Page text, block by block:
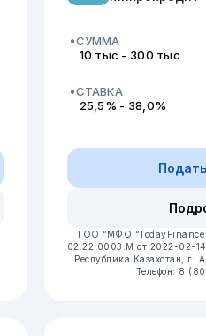
СУММА
10 тыс - 300 тыс
СТАВКА
25,5% - 38,0%
ТОО “МФО “TodayFinance
02.22.0003.М от 2022-02-
Республика Казахстан, г.
Телефон: 8